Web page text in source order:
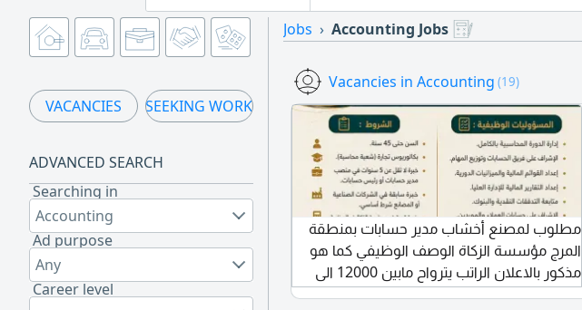
VACANCIES SEEKING WORK
ADVANCED SEARCH
Searching in
Accounting
Ad purpose
Any
Career level
Jobs Accounting Jobs
Vacancies in Accounting (19)
مطلوب لمصنع أخشاب مدير حسابات بمنطقة
المرج مؤسسة الزكاة الوصف الوظيفي كما هو
مذكور بالاعلان الراتب يترواح مابين 12000 الى
15000 جنيه مواعيد العمل من السبت الى